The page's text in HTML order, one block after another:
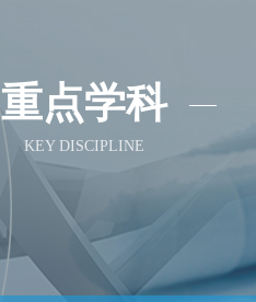
重点学科
KEY DISCIPLINE